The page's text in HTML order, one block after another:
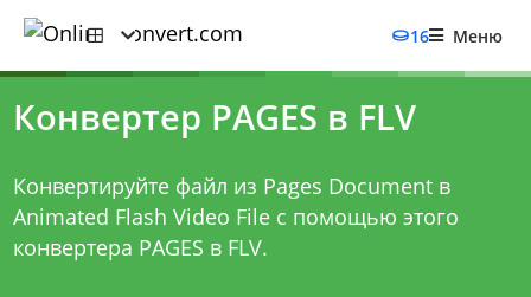
16 Меню
Конвертер PAGES в FLV
Конвертируйте файл из Pages Document в
Animated Flash Video File с помощью этого
конвертера PAGES в FLV.